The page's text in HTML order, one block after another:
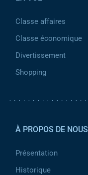
Classe affaires
Classe économique
Divertissement
Shopping
À PROPOS DE NOUS
Présentation
Historique